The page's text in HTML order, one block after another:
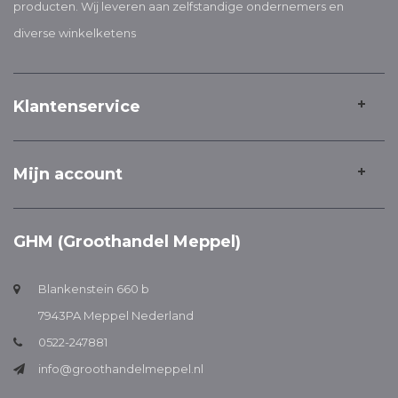
producten. Wij leveren aan zelfstandige ondernemers en
diverse winkelketens
Klantenservice
Mijn account
GHM (Groothandel Meppel)
Blankenstein 660 b
7943PA Meppel Nederland
0522-247881
info@groothandelmeppel.nl